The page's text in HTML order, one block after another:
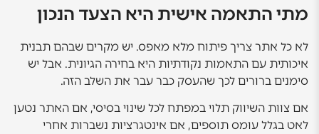
מתי התאמה אישית היא הצעד הנכון
לא כל אתר צריך פיתוח מלא מאפס. יש מקרים שבהם תבנית
איכותית עם התאמות נקודתיות היא בחירה הגיונית. אבל יש
סימנים ברורים לכך שהעסק כבר עבר את השלב הזה.
אם צוות השיווק תלוי במפתח לכל שינוי בסיסי, אם האתר נטען
לאט בגלל עומס תוספים, אם אינטגרציות נשברות אחרי